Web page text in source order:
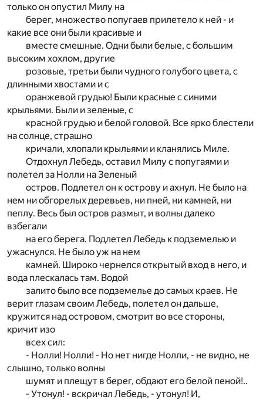
только он опустил Милу на
берег, множество попугаев прилетело к ней - и
какие все они были красивые и
вместе смешные. Одни были белые, с большим
высоким хохлом, другие
розовые, третьи были чудного голубого цвета, с
длинными хвостами и с
оранжевой грудью! Были красные с синими
крыльями. Были и зеленые, с
красной грудью и белой головой. Все ярко блестели
на солнце, страшно
кричали, хлопали крыльями и кланялись Миле.
Отдохнул Лебедь, оставил Милу с попугаями и
полетел за Нолли на Зеленый
остров. Подлетел он к острову и ахнул. Не было на
нем ни обгорелых деревьев, ни пней, ни камней, ни
пеплу. Весь был остров размыт, и волны далеко
взбегали
на его берега. Подлетел Лебедь к подземелью и
ужаснулся. Не было уж на нем
камней. Широко чернелся открытый вход в него, и
вода плескалась там. Водой
залито было все подземелье до самых краев. Не
верит глазам своим Лебедь, полетел он дальше,
кружится над островом, смотрит во все стороны,
кричит изо
всех сил:
- Нолли! Нолли! - Но нет нигде Нолли, - не видно, не
слышно, только волны
шумят и плещут в берег, обдают его белой пеной!..
- Утонул! - вскричал Лебедь, - утонул! И,